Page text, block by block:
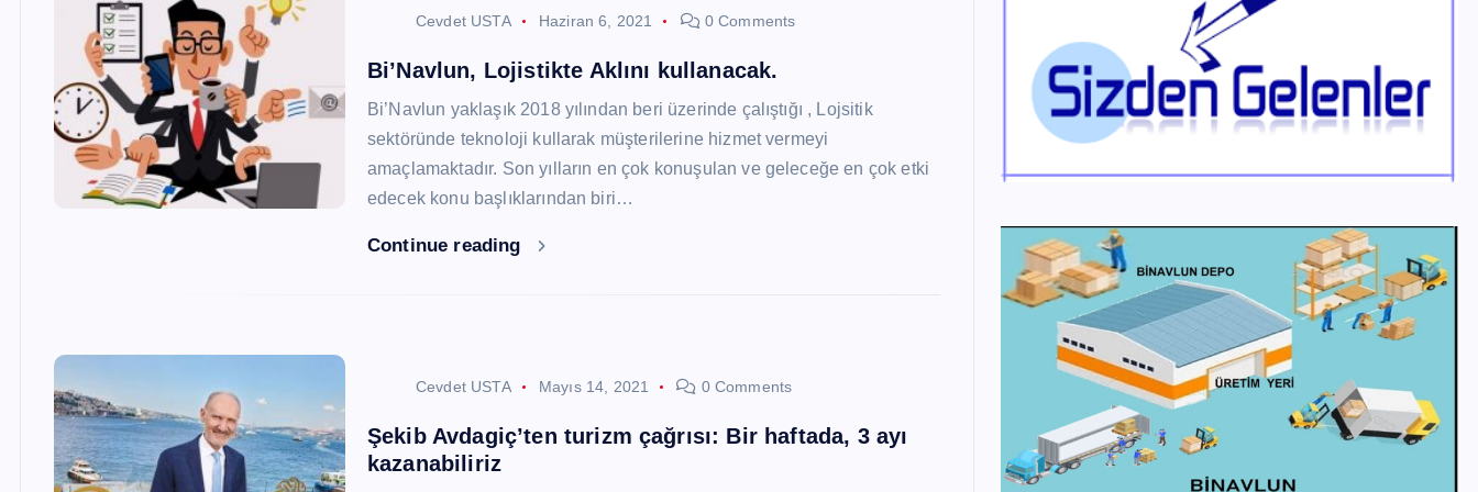
Cevdet USTA Haziran 6, 2021 0 Comments
Bi’Navlun, Lojistikte Aklını kullanacak.
Bi’Navlun yaklaşık 2018 yılından beri üzerinde çalıştığı , Lojsitik
sektöründe teknoloji kullarak müşterilerine hizmet vermeyi
amaçlamaktadır. Son yılların en çok konuşulan ve geleceğe en çok etki
edecek konu başlıklarından biri…
Continue reading
Cevdet USTA Mayıs 14, 2021 0 Comments
Şekib Avdagiç’ten turizm çağrısı: Bir haftada, 3 ayı
kazanabiliriz